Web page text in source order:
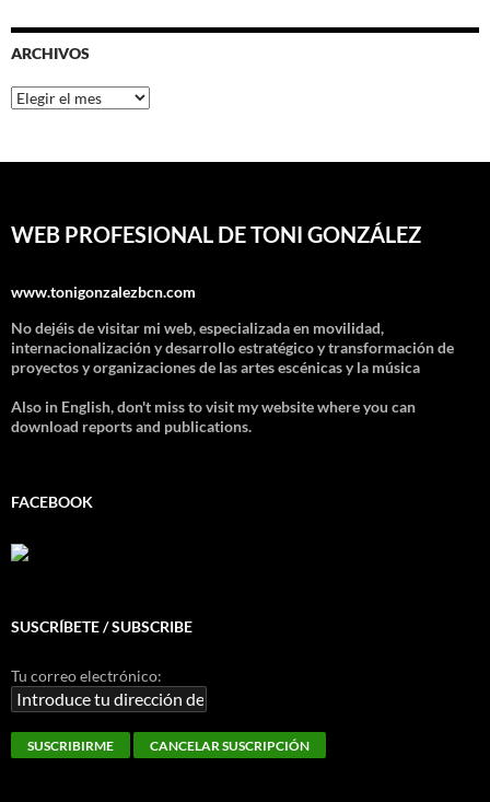
ARCHIVOS
Archivos
WEB PROFESIONAL DE TONI GONZÁLEZ
www.tonigonzalezbcn.com
No dejéis de visitar mi web, especializada en movilidad,
internacionalización y desarrollo estratégico y transformación de
proyectos y organizaciones de las artes escénicas y la música
Also in English, don't miss to visit my website where you can
download reports and publications.
FACEBOOK
SUSCRÍBETE / SUBSCRIBE
Tu correo electrónico: